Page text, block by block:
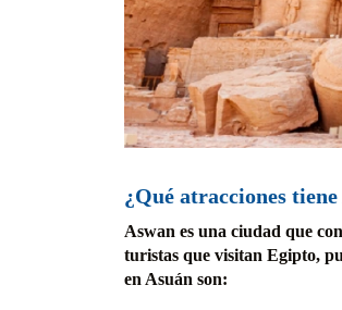
¿Qué atracciones tiene
Aswan es una ciudad que
turistas que visitan Egipto,
en Asuán son: